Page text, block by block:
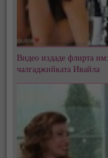
Видео издаде флирта
чалгаджийката Ивайла